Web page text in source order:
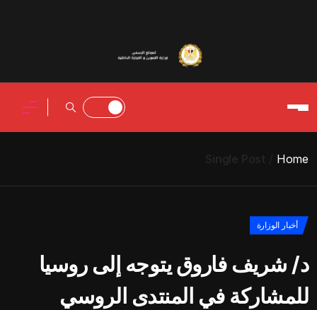
Home
Single Post
أخبار الوزارة
د/ شريف فاروق يتوجه إلى روسيا
للمشاركة في المنتدى الروسي